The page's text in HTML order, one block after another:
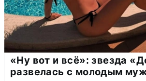
«Ну вот и всё»: звезда
развелась с молодым